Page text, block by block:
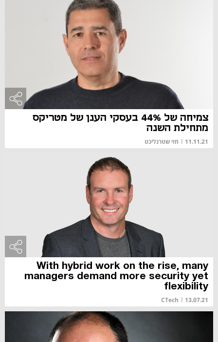
צמיחה של 44% בעסקי הענן של מטריקס
מתחילת השנה
11.11.21
| חזי שטרנליכט
With hybrid work on the rise, many
managers demand more security yet
flexibility
13.07.21
|
CTech